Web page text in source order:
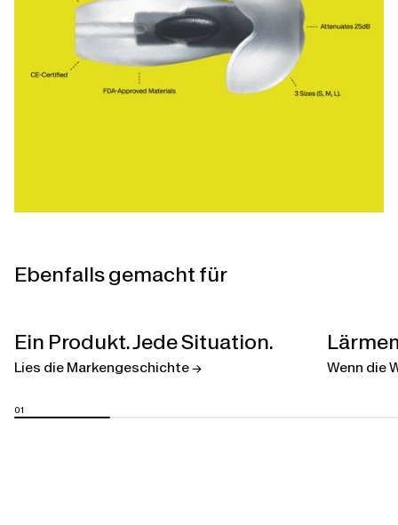
Ebenfalls gemacht für
linked
page
Ein Produkt. Jede Situation.
Lies die Markengeschichte → Wenn die